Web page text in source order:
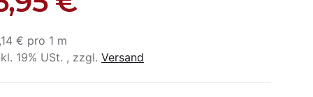
€ pro 1 m
19% USt. , zzgl. Versand